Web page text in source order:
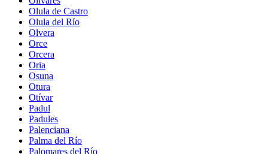
Olula de Castro
Olula del Río
Olvera
Orce
Orcera
Oria
Osuna
Otura
Otívar
Padul
Padules
Palenciana
Palma del Río
Palomares del Río